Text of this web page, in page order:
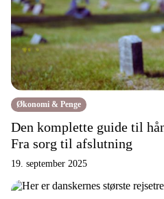
Økonomi & Penge
Den komplette guide til
Fra sorg til afslutning
19. september 2025